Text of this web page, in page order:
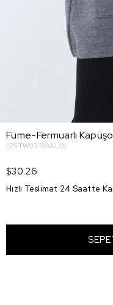
Füme-Fermuarlı
(25TW93159AL0)
$30.26
Hızlı Teslimat 24 Saatte